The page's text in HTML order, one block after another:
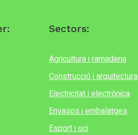
Sectors:
Agricultura i ramaderia
Construcció i arquitectura
Electricitat i electrònica
Envasos i embalatges
Esport i oci